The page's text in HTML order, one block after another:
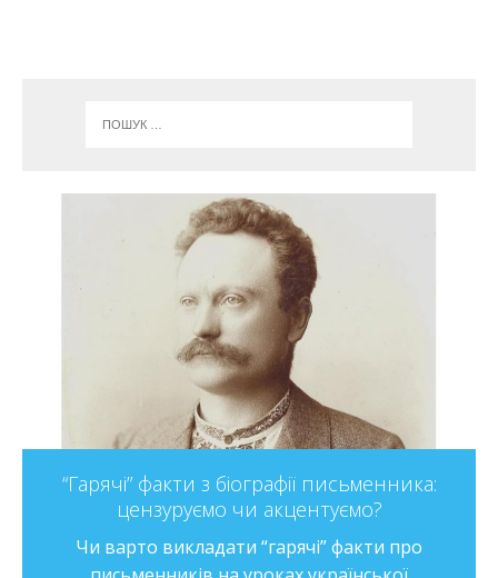
ОЗОНівські прийоми в розумінні
художнього твору
Заглиблюємося у зміст художніх творів
з учнями на уроці української літератури.
Методичні прийоми досвідченого